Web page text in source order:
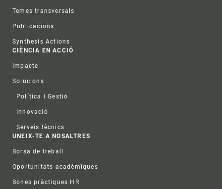
Temes transversals
Publicacions
Synthesis Actions
CIÈNCIA EN ACCIÓ
Impacte
Solucions
Política i Gestió
Innovació
Serveis tècnics
UNEIX-TE A NOSALTRES
Borsa de treball
Oportunitats acadèmiques
Bones pràctiques HR